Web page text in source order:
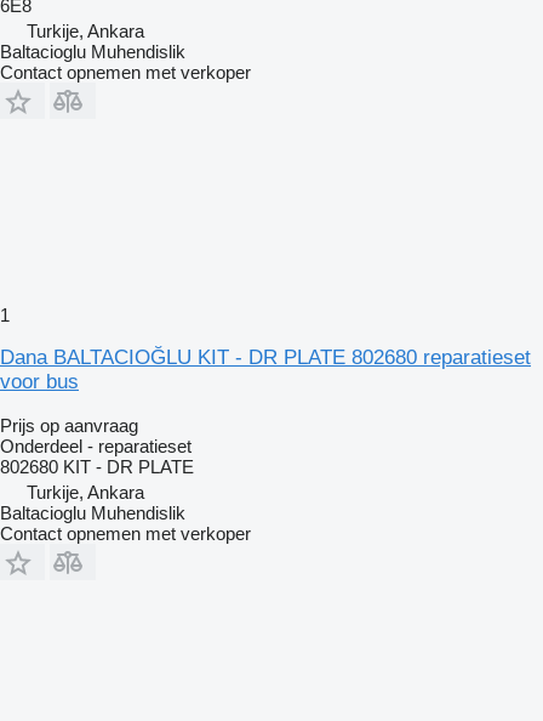
6E8
Turkije, Ankara
Baltacioglu Muhendislik
Contact opnemen met verkoper
1
Dana BALTACIOĞLU KIT - DR PLATE 802680 reparatieset
voor bus
Prijs op aanvraag
Onderdeel - reparatieset
802680 KIT - DR PLATE
Turkije, Ankara
Baltacioglu Muhendislik
Contact opnemen met verkoper